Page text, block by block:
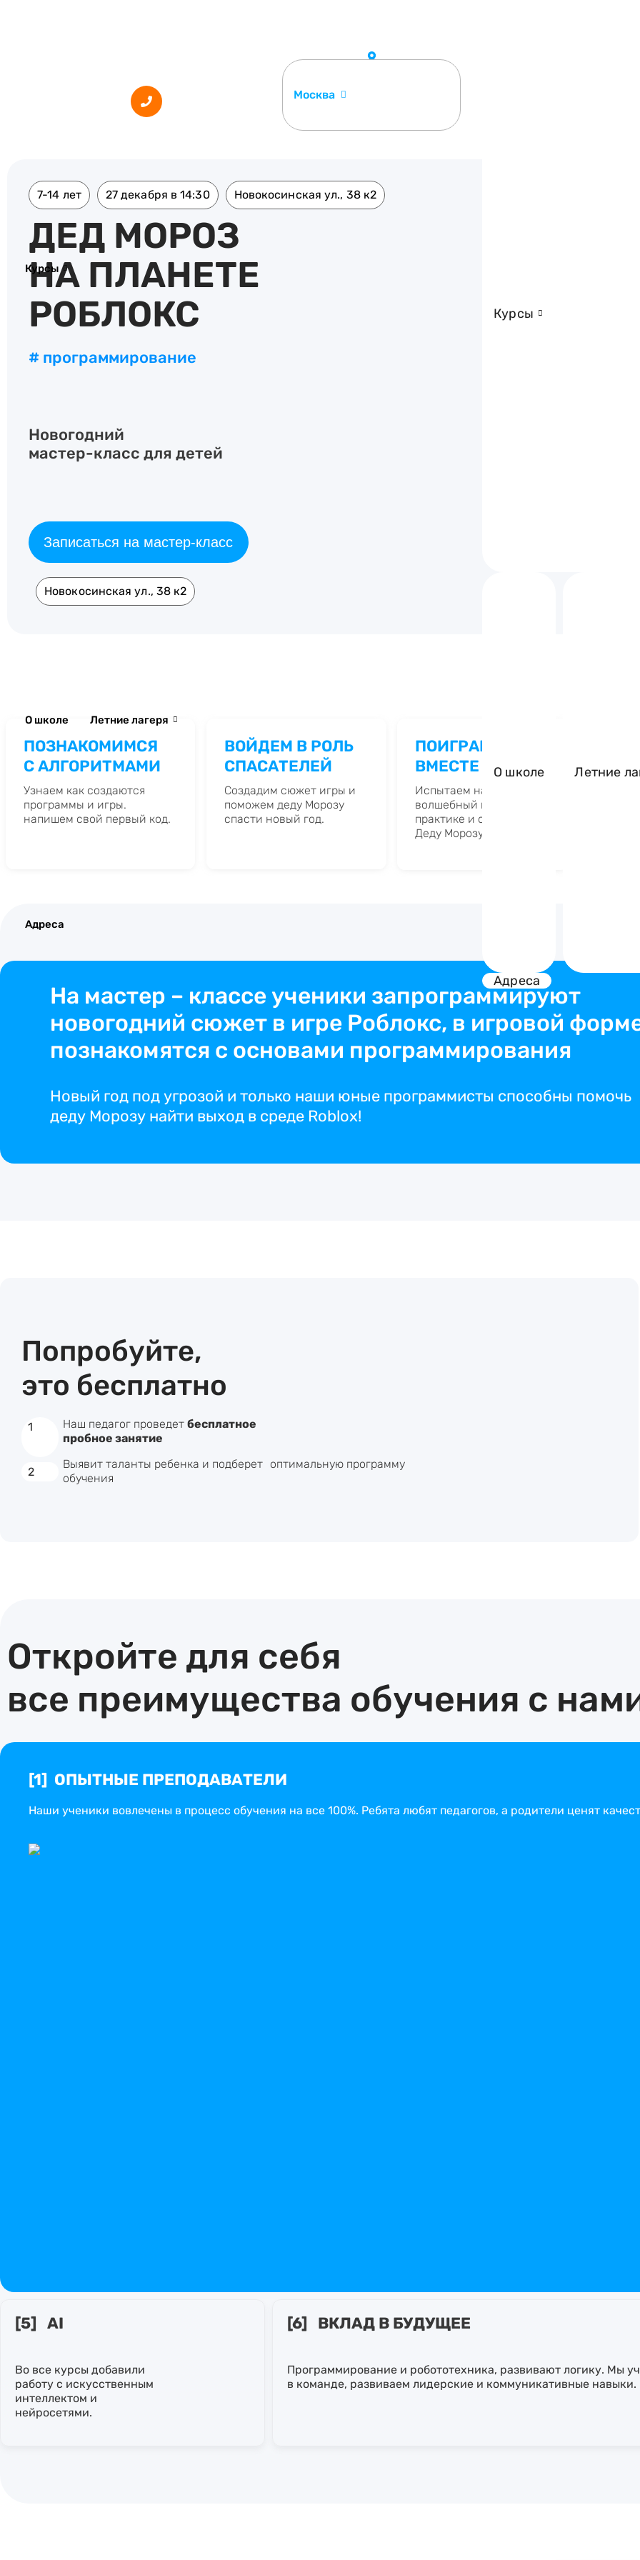
Курсы
О школе Летние лагеря
Адреса
Москва
Курсы
О школе Летние
Адреса
7-14 лет 27 декабря в 14:30 Новокосинская ул., 38 к2
ДЕД МОРОЗ
НА ПЛАНЕТЕ
РОБЛОКС
# программирование
Новогодний
мастер-класс для детей
Записаться на мастер-класс
Новокосинская ул., 38 к2
ПОЗНАКОМИМСЯ
С АЛГОРИТМАМИ
Узнаем как создаются
программы и игры.
напишем свой первый код.
ВОЙДЕМ В РОЛЬ
СПАСАТЕЛЕЙ
Создадим сюжет игры и
поможем деду Морозу
спасти новый год.
ПОИГРАЕМ
ВМЕСТЕ
Испытаем наш
волшебный код на
практике и отправим
Деду Морозу
На мастер – классе ученики запрограммируют
новогодний сюжет в игре Роблокс, в игровой
познакомятся с основами программирования
Новый год под угрозой и только наши юные программисты способны помочь
деду Морозу найти выход в среде Roblox!
Попробуйте,
это бесплатно
1 Наш педагог проведетбесплатное
пробное занятие
2
Выявит таланты ребенка и подберет оптимальную программу
обучения
Откройте для себя
все преимущества обучения с
[1] ОПЫТНЫЕ ПРЕПОДАВАТЕЛИ
Наши ученики вовлечены в процесс обучения на все 100%. Ребята любят педагогов, а родители ценят
[5] AI
Во все курсы добавили
работу с искусственным
интеллектом и
нейросетями.
[6] ВКЛАД В БУДУЩЕЕ
Программирование и робототехника, развивают логику. Мы
в команде, развиваем лидерские и коммуникативные навыки.